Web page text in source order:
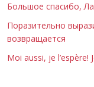
Большое спасибо,
Поразительно
возвращается
Moi aussi, je l’espère!